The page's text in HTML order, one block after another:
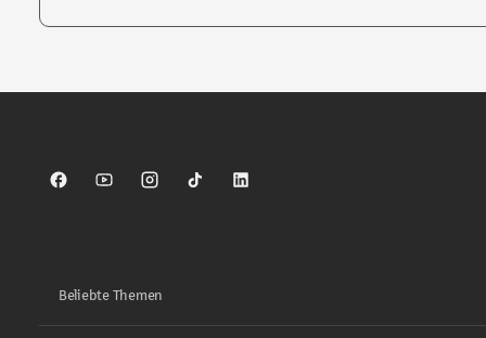
Sparkasse auf Facebook
Sparkasse auf Youtube
Sparkasse auf Instagram
Sparkasse auf TikTok
Sparkasse auf LinkedIn
Beliebte Themen